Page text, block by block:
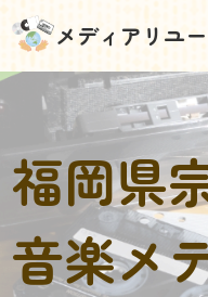
メディアリユ
福岡県
音楽メ